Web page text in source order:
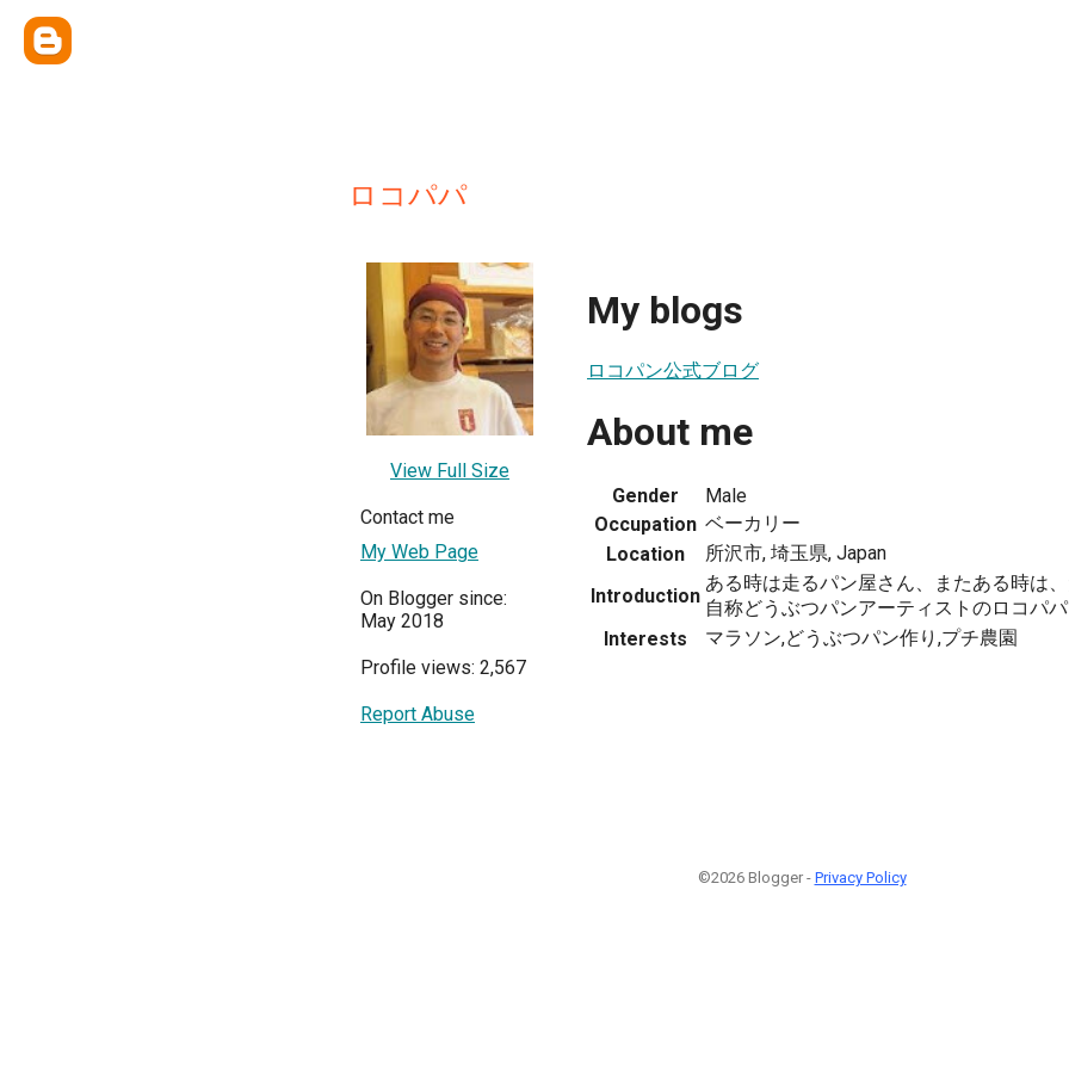
ロコパパ
View Full Size
Contact me
My Web Page
On Blogger since:
May 2018
Profile views: 2,567
Report Abuse
My blogs
ロコパン公式ブログ
About me
Gender
Male
Occupation ベーカリー
Location
所沢市, 埼玉県, Japan
Introduction
ある時は走るパン屋さん、またある時は、
自称どうぶつパンアーティストのロコパパ
Interests
マラソン,どうぶつパン作り,プチ農園
©2026 Blogger - Privacy Policy